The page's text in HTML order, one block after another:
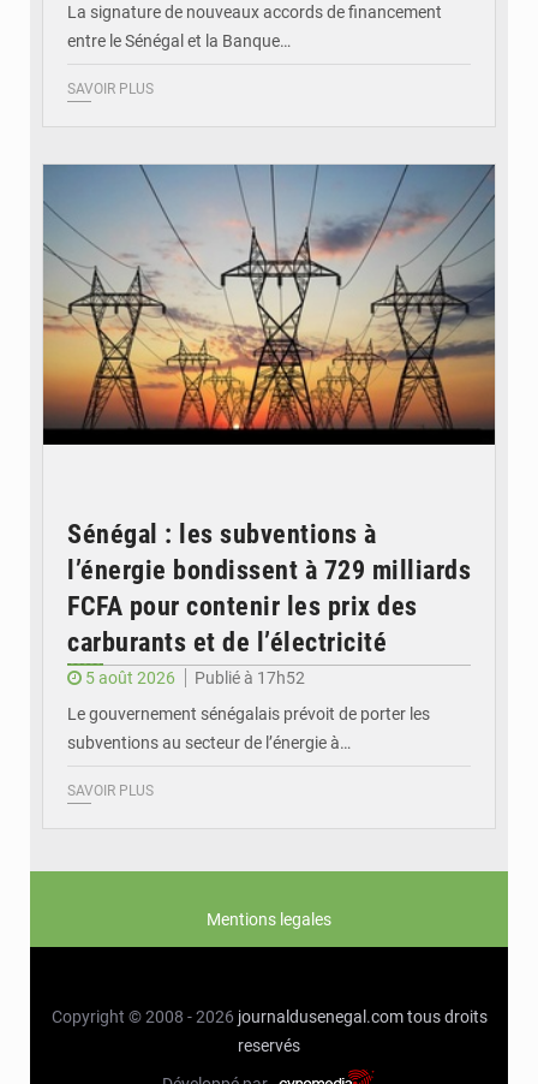
La signature de nouveaux accords de financement
entre le Sénégal et la Banque…
SAVOIR PLUS
Sénégal : les subventions à
l’énergie bondissent à 729 milliards
FCFA pour contenir les prix des
carburants et de l’électricité
5 août 2026
Publié à 17h52
Le gouvernement sénégalais prévoit de porter les
subventions au secteur de l’énergie à…
SAVOIR PLUS
Mentions legales
Copyright © 2008 - 2026 journaldusenegal.com tous droits
reservés